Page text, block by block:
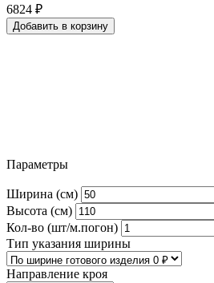
6824 ₽
Добавить в корзину
Параметры
Ширина (см)
Высота (см)
Кол-во (шт/м.погон)
Тип указания ширины
Направление кроя